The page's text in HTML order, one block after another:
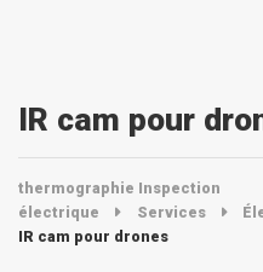
IR cam pour
thermographie Inspection
électrique
Services
IR cam pour drones